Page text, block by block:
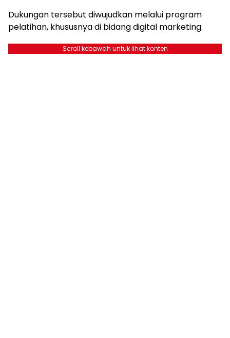
Dukungan tersebut diwujudkan melalui program
pelatihan, khususnya di bidang digital marketing.
Scroll kebawah untuk lihat konten